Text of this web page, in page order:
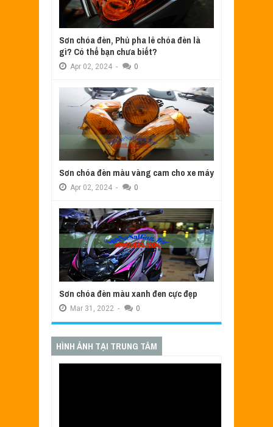
Sơn chóa đèn, Phủ pha lê chóa đèn là
gì? Có thể bạn chưa biết?
Apr 02, 2024 - 0
Sơn chóa đèn màu vàng cam cho xe máy
Apr 02, 2024 - 0
Sơn chóa đèn màu xanh đen cực đẹp
Mar 31, 2022 - 0
HÌNH ẢNH TẠI TRUNG TÂM